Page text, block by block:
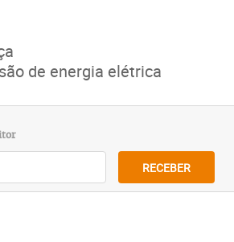
de energia elétrica
RECEBER